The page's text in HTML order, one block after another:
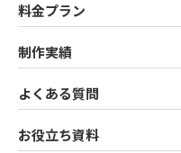
料金プラン
制作実績
よくある質問
お役立ち資料